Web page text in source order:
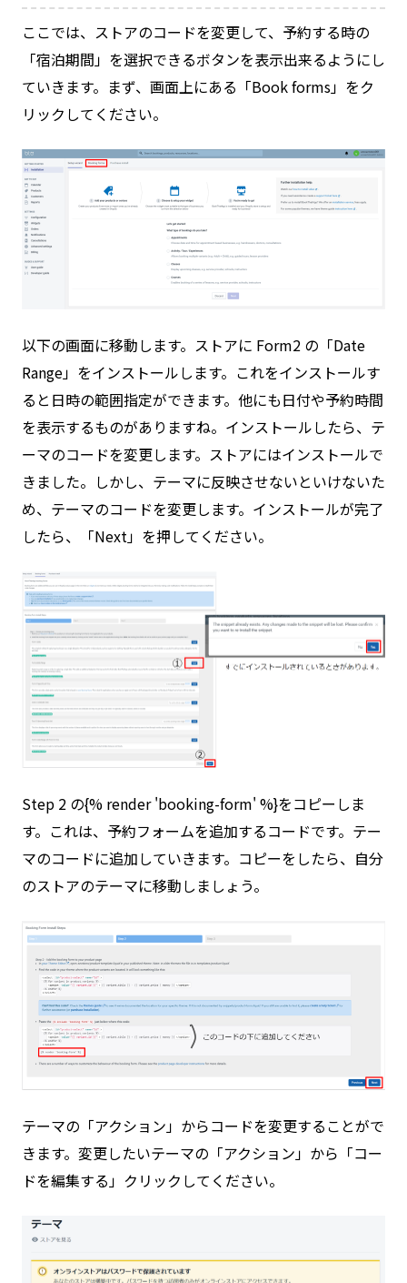
ここでは、ストアのコードを変更して、予約する時の
「宿泊期間」を選択できるボタンを表示出来るようにし
ていきます。まず、画面上にある「Book forms」をク
リックしてください。
以下の画面に移動します。ストアに Form2 の「Date
Range」をインストールします。これをインストールす
ると日時の範囲指定ができます。他にも日付や予約時間
を表示するものがありますね。インストールしたら、テ
ーマのコードを変更します。ストアにはインストールで
きました。しかし、テーマに反映させないといけないた
め、テーマのコードを変更します。インストールが完了
したら、「Next」を押してください。
Step 2 の{% render 'booking-form' %}をコピーしま
す。これは、予約フォームを追加するコードです。テー
マのコードに追加していきます。コピーをしたら、自分
のストアのテーマに移動しましょう。
テーマの「アクション」からコードを変更することがで
きます。変更したいテーマの「アクション」から「コー
ドを編集する」クリックしてください。